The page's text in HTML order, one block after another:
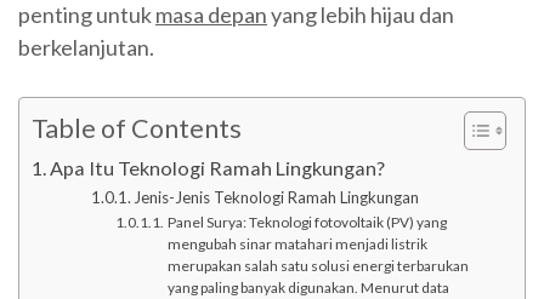
penting untukmasa depanyang lebih hijau dan
berkelanjutan.
Table of Contents
Apa Itu Teknologi Ramah Lingkungan?
Jenis-Jenis Teknologi Ramah Lingkungan
Panel Surya: Teknologi fotovoltaik (PV) yang
mengubah sinar matahari menjadi listrik
merupakan salah satu solusi energi terbarukan
yang paling banyak digunakan. Menurut data